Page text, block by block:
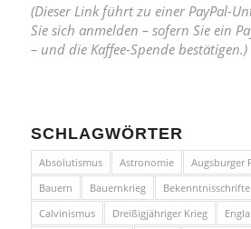
(Dieser Link führt zu einer PayPal-
Sie sich anmelden – sofern Sie ein
– und die Kaffee-Spende bestätigen.)
SCHLAGWÖRTER
Absolutismus Astronomie Augsburger
Bauern
Bauernkrieg
Calvinismus
Dreißigjähriger Krieg